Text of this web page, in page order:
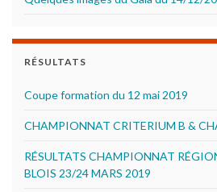
RÉSULTATS
Coupe formation du 12 mai 2019
CHAMPIONNAT CRITERIUM B &
RÉSULTATS CHAMPIONNAT
BLOIS 23/24 MARS 2019